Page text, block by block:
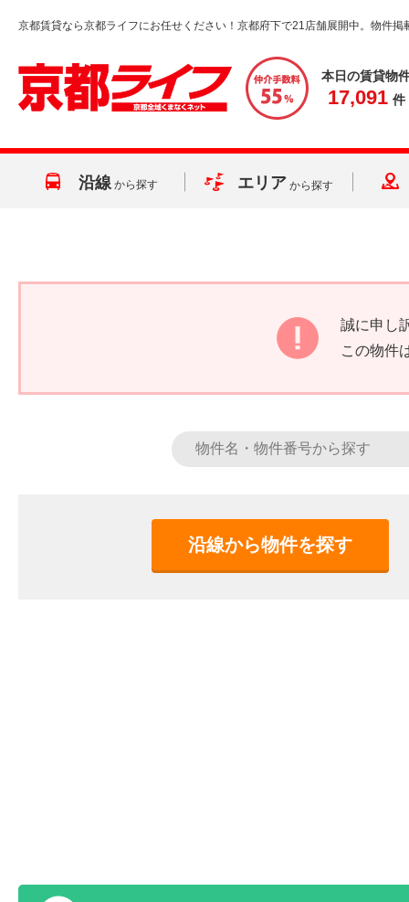
京都賃貸なら京都ライフにお任せください！京都府下で21店舗展開中。物件掲
本日の賃貸物
17,091 件
沿線 から探す エリア から探す
誠に申し
この物件
沿線から物件を探す